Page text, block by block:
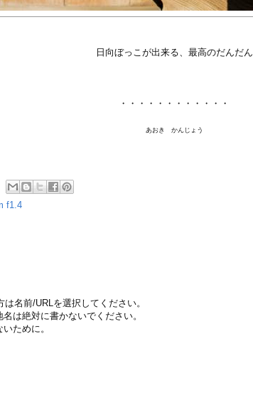
日向ぼっこが出来る、最高のだんだん
・・・・・・・・・・・・
あおき かんじょう
f1.4
名前/URLを選択してください。
は絶対に書かないでください。
ために。